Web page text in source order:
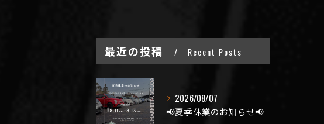
最近の投稿 Recent Posts
2026/08/07
📢夏季休業のお知らせ📢